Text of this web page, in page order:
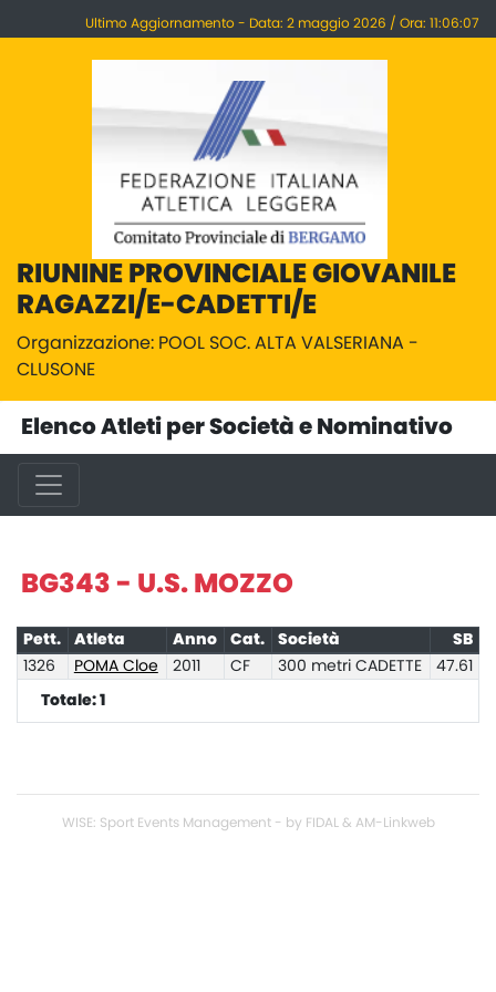
Ultimo Aggiornamento - Data: 2 maggio 2026 / Ora: 11:06:07
RIUNINE PROVINCIALE GIOVANILE
RAGAZZI/E-CADETTI/E
Organizzazione: POOL SOC. ALTA VALSERIANA -
CLUSONE
Elenco Atleti per Società e Nominativo
BG343 - U.S. MOZZO
Pett. Atleta Anno Cat. Società
SB
1326
POMA Cloe 2011 CF 300 metri CADETTE 47.61
Totale: 1
WISE: Sport Events Management - by FIDAL & AM-Linkweb